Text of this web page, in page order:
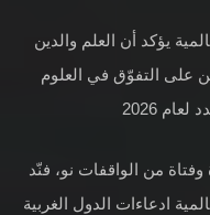
يؤكد أن العلم والدين
على التفوّق في العلوم
2026
أكثر من 1700 امرأة وفتاة من الواقفات نو، فنّد
ادعاءات الدول الغربية